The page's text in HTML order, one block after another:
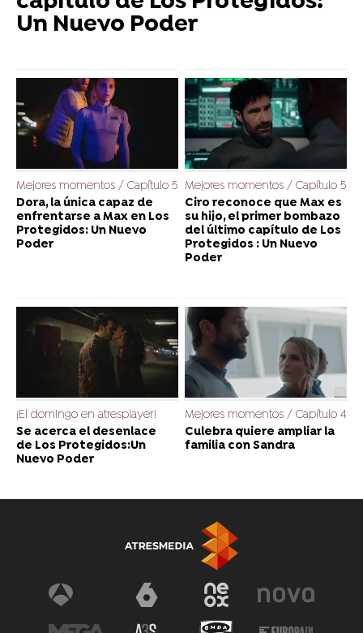
Un Nuevo Poder
Mejores momentos / Capítulo 5
Dora, la única capaz de
enfrentarse a Max en Los
Protegidos: Un Nuevo
Poder
Mejores momentos / Capítulo 5
Ciro reconoce que Max es
su hijo, el primer bombazo
del último capítulo de Los
Protegidos : Un Nuevo
Poder
¡El domingo en atresplayer!
Se acerca el desenlace
de Los Protegidos:Un
Nuevo Poder
Mejores momentos / Capítulo 4
Culebra quiere ampliar la
familia con Sandra